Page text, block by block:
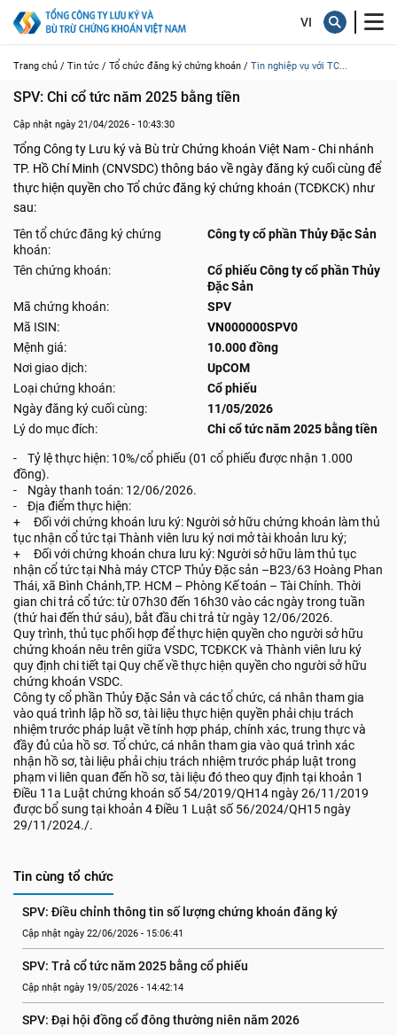
Trang chủ / Tin tức / Tổ chức đăng ký chứng khoán / Tin nghiệp vụ với TC...
SPV: Chi cổ tức năm 2025 bằng tiền
Cập nhật ngày 21/04/2026 - 10:43:30
Tổng Công ty Lưu ký và Bù trừ Chứng khoán Việt Nam - Chi nhánh
TP. Hồ Chí Minh (CNVSDC) thông báo về ngày đăng ký cuối cùng để
thực hiện quyền cho Tổ chức đăng ký chứng khoán (TCĐKCK) như
sau:
Tên tổ chức đăng ký chứng
khoán:
Công ty cổ phần Thủy Đặc Sản
Tên chứng khoán:
Cổ phiếu Công ty cổ phần Thủy
Đặc Sản
Mã chứng khoán:
SPV
Mã ISIN:
VN000000SPV0
Mệnh giá:
10.000 đồng
Nơi giao dịch:
UpCOM
Loại chứng khoán:
Cổ phiếu
Ngày đăng ký cuối cùng:
11/05/2026
Lý do mục đích:
Chi cổ tức năm 2025 bằng tiền
- Tỷ lệ thực hiện: 10%/cổ phiếu (01 cổ phiếu được nhận 1.000
đồng).
- Ngày thanh toán: 12/06/2026.
- Địa điểm thực hiện:
+ Đối với chứng khoán lưu ký: Người sở hữu chứng khoán làm thủ
tục nhận cổ tức tại Thành viên lưu ký nơi mở tài khoản lưu ký;
+ Đối với chứng khoán chưa lưu ký: Người sở hữu làm thủ tục
nhận cổ tức tại Nhà máy CTCP Thủy Đặc sản –B23/63 Hoàng Phan
Thái, xã Bình Chánh,TP. HCM – Phòng Kế toán – Tài Chính. Thời
gian chi trả cổ tức: từ 07h30 đến 16h30 vào các ngày trong tuần
(thứ hai đến thứ sáu), bắt đầu chi trả từ ngày 12/06/2026.
Quy trình, thủ tục phối hợp để thực hiện quyền cho người sở hữu
chứng khoán nêu trên giữa VSDC, TCĐKCK và Thành viên lưu ký
quy định chi tiết tại Quy chế về thực hiện quyền cho người sở hữu
chứng khoán VSDC.
Công ty cổ phần Thủy Đặc Sản và các tổ chức, cá nhân tham gia
vào quá trình lập hồ sơ, tài liệu thực hiện quyền phải chịu trách
nhiệm trước pháp luật về tính hợp pháp, chính xác, trung thực và
đầy đủ của hồ sơ. Tổ chức, cá nhân tham gia vào quá trình xác
nhận hồ sơ, tài liệu phải chịu trách nhiệm trước pháp luật trong
phạm vi liên quan đến hồ sơ, tài liệu đó theo quy định tại khoản 1
Điều 11a Luật chứng khoán số 54/2019/QH14 ngày 26/11/2019
được bổ sung tại khoản 4 Điều 1 Luật số 56/2024/QH15 ngày
29/11/2024./.
Tin cùng tổ chức
SPV: Điều chỉnh thông tin số lượng chứng khoán đăng ký
Cập nhật ngày 22/06/2026 - 15:06:41
SPV: Trả cổ tức năm 2025 bằng cổ phiếu
Cập nhật ngày 19/05/2026 - 14:42:14
SPV: Đại hội đồng cổ đông thường niên năm 2026